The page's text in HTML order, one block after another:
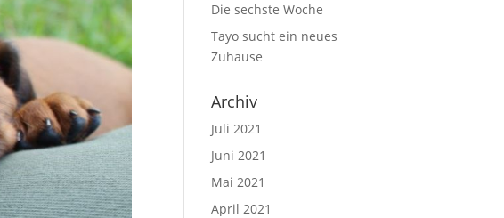
Die sechste Woche
Tayo sucht ein neues
Zuhause
Archiv
Juli 2021
Juni 2021
Mai 2021
April 2021